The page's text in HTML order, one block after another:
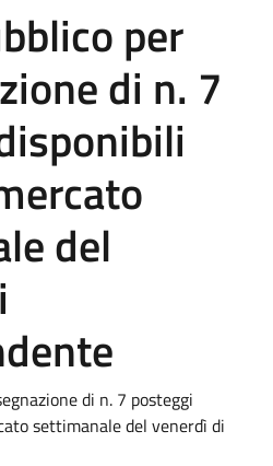
per
di n. 7
del
di n. 7 posteggi
settimanale del venerdì di